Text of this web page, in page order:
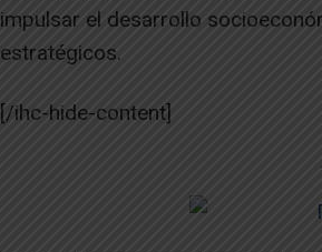
impulsar el desarrollo
estratégicos.
[/ihc-hide-content]